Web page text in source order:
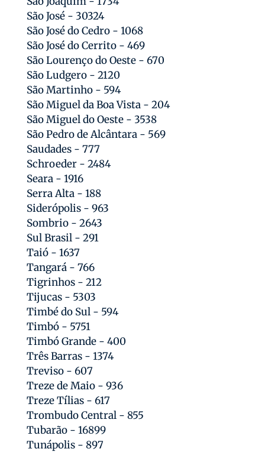
São José - 30324
São José do Cedro - 1068
São José do Cerrito - 469
São Lourenço do Oeste - 670
São Ludgero - 2120
São Martinho - 594
São Miguel da Boa Vista - 204
São Miguel do Oeste - 3538
São Pedro de Alcântara - 569
Saudades - 777
Schroeder - 2484
Seara - 1916
Serra Alta - 188
Siderópolis - 963
Sombrio - 2643
Sul Brasil - 291
Taió - 1637
Tangará - 766
Tigrinhos - 212
Tijucas - 5303
Timbé do Sul - 594
Timbó - 5751
Timbó Grande - 400
Três Barras - 1374
Treviso - 607
Treze de Maio - 936
Treze Tílias - 617
Trombudo Central - 855
Tubarão - 16899
Tunápolis - 897